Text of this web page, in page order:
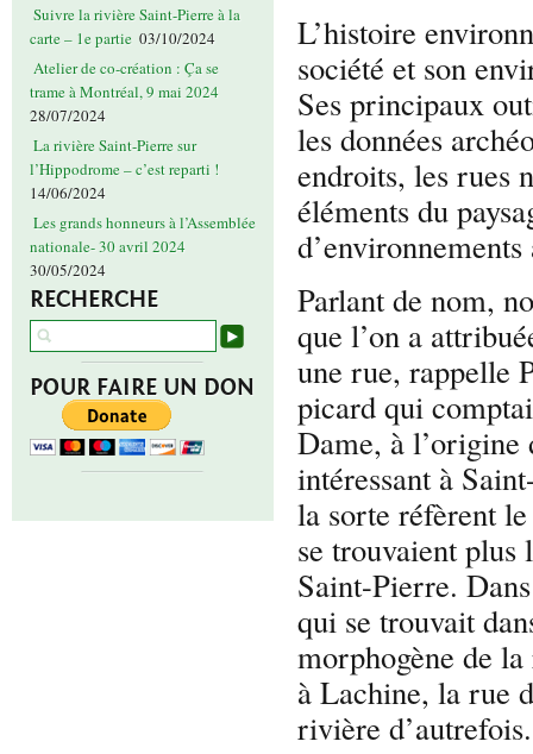
Suivre la rivière Saint-Pierre à la
carte – 1e partie 03/10/2024
Atelier de co-création : Ça se
trame à Montréal, 9 mai 2024
28/07/2024
La rivière Saint-Pierre sur
l’Hippodrome – c’est reparti !
14/06/2024
Les grands honneurs à l’Assemblée
nationale- 30 avril 2024
30/05/2024
RECHERCHE
POUR FAIRE UN DON
L’histoire
société et son
Ses principaux
les données
endroits, les rues
éléments du
Parlant de nom,
que l’on a
une rue, rappelle
picard qui
Dame, à
intéressant à
la sorte réfèrent
se trouvaient plus
Saint-Pierre.
qui se trouvait
morphogène de
à Lachine, la rue
rivière d’autrefois.